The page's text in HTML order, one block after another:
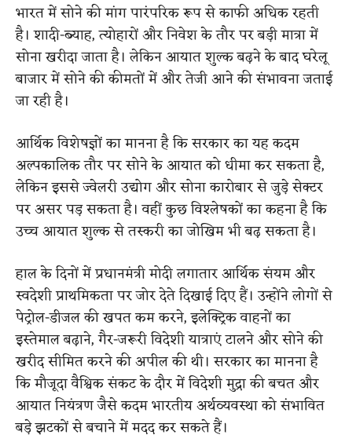
भारत में सोने की मांग पारंपरिक रूप से काफी अधिक रहती
है। शादी-ब्याह, त्योहारों और निवेश के तौर पर बड़ी मात्रा में
सोना खरीदा जाता है। लेकिन आयात शुल्क बढ़ने के बाद घरेलू
बाजार में सोने की कीमतों में और तेजी आने की संभावना जताई
जा रही है।
आर्थिक विशेषज्ञों का मानना है कि सरकार का यह कदम
अल्पकालिक तौर पर सोने के आयात को धीमा कर सकता है,
लेकिन इससे ज्वेलरी उद्योग और सोना कारोबार से जुड़े सेक्टर
पर असर पड़ सकता है। वहीं कुछ विश्लेषकों का कहना है कि
उच्च आयात शुल्क से तस्करी का जोखिम भी बढ़ सकता है।
हाल के दिनों में प्रधानमंत्री मोदी लगातार आर्थिक संयम और
स्वदेशी प्राथमिकता पर जोर देते दिखाई दिए हैं। उन्होंने लोगों से
पेट्रोल-डीजल की खपत कम करने, इलेक्ट्रिक वाहनों का
इस्तेमाल बढ़ाने, गैर-जरूरी विदेशी यात्राएं टालने और सोने की
खरीद सीमित करने की अपील की थी। सरकार का मानना है
कि मौजूदा वैश्विक संकट के दौर में विदेशी मुद्रा की बचत और
आयात नियंत्रण जैसे कदम भारतीय अर्थव्यवस्था को संभावित
बड़े झटकों से बचाने में मदद कर सकते हैं।